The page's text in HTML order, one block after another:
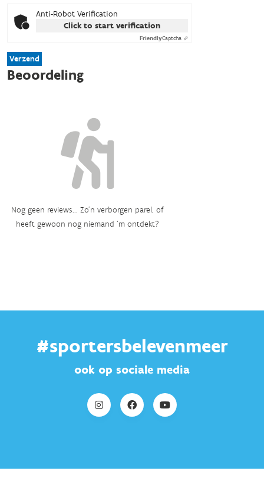
Anti-Robot Verification
Click to start verification
FriendlyCaptcha ⇗
Verzend
Beoordeling
Nog geen reviews... Zo’n verborgen parel, of
heeft gewoon nog niemand ‘m ontdekt?
#sportersbelevenmeer
ook op sociale media